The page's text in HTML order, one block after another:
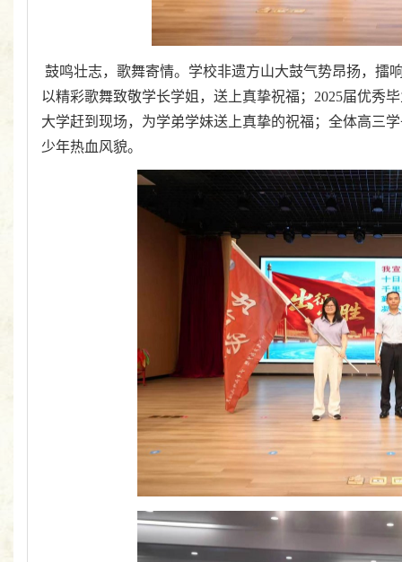
鼓鸣壮志，歌舞寄情。学校非遗方山大鼓气势昂扬，擂
以精彩歌舞致敬学长学姐，送上真挚祝福；2025届优秀
大学赶到现场，为学弟学妹送上真挚的祝福；全体高三
少年热血风貌。